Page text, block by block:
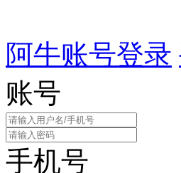
阿牛账号登录
账号
手机号